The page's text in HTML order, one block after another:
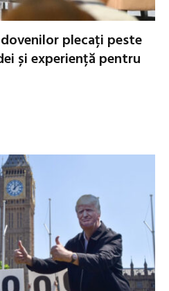
plecați peste
și experiență pentru